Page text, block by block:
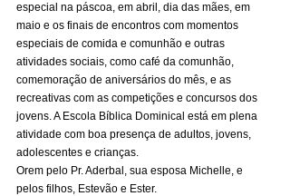
especial na páscoa, em abril, dia das mães, em
maio e os finais de encontros com momentos
especiais de comida e comunhão e outras
atividades sociais, como café da comunhão,
comemoração de aniversários do mês, e as
recreativas com as competições e concursos dos
jovens. A Escola Bíblica Dominical está em plena
atividade com boa presença de adultos, jovens,
adolescentes e crianças.
Orem pelo Pr. Aderbal, sua esposa Michelle, e
pelos filhos, Estevão e Ester.